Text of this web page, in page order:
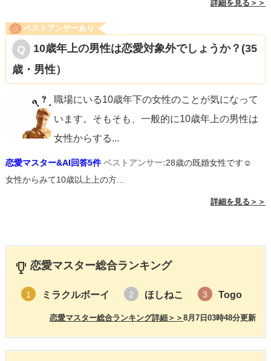
詳細を見る＞＞
ベストアンサーあり
10歳年上の男性は恋愛対象外でしょうか？(35
歳・男性）
職場にいる10歳年下の女性のことが気になって
います。そもそも、一般的に10歳年上の男性は
女性からする...
恋愛マスター&AI回答5件 ベストアンサー:28歳の既婚女性です☺︎
女性からみて10歳以上上の方...
詳細を見る＞＞
恋愛マスター総合ランキング
1 ミラクルボーイ 2 ほしねこ 3 Togo
8月7日03時48分更新
恋愛マスター総合ランキング詳細＞＞